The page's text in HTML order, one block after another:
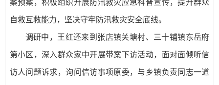
案预案，积极组织开展防汛救灾应急科普宣传，提升群众
自救互救能力，坚决守牢防汛救灾安全底线。
调研中，王红还来到张店镇关塘村、三十铺镇东岳府
第小区，深入群众家中开展带案下访活动，面对面倾听信
访人问题诉求，询问信访事项原委，与乡镇负责同志一道